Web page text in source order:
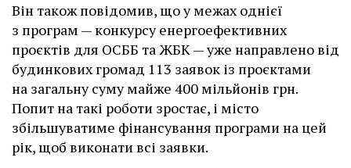
Він також повідомив, що у межах однієї
з програм — конкурсу енергоефективних
проєктів для ОСББ та ЖБК — уже направлено від
будинкових громад 113 заявок із проєктами
на загальну суму майже 400 мільйонів грн.
Попит на такі роботи зростає, і місто
збільшуватиме фінансування програми на цей
рік, щоб виконати всі заявки.